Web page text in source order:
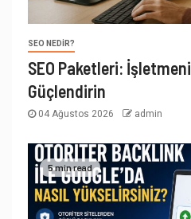
SEO NEDIR?
SEO Paketleri:
Güçlendirin
04 Ağustos 2026 admin
5 min read